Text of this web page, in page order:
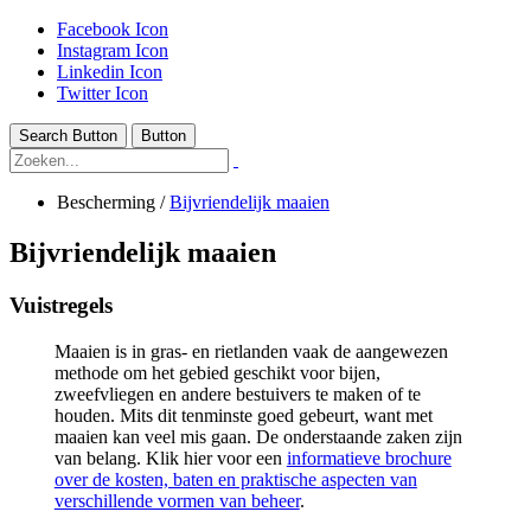
Facebook Icon
Instagram Icon
Linkedin Icon
Twitter Icon
Search Button Button
Bescherming /Bijvriendelijk maaien
Bijvriendelijk maaien
Vuistregels
Maaien is in gras- en rietlanden vaak de aangewezen
methode om het gebied geschikt voor bijen,
zweefvliegen en andere bestuivers te maken of te
houden. Mits dit tenminste goed gebeurt, want met
maaien kan veel mis gaan. De onderstaande zaken zijn
van belang. Klik hier voor een informatieve brochure
over de kosten, baten en praktische aspecten van
verschillende vormen van beheer.